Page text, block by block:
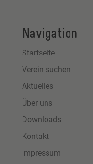
Navigation
Startseite
Verein suchen
Aktuelles
Über uns
Downloads
Kontakt
Impressum